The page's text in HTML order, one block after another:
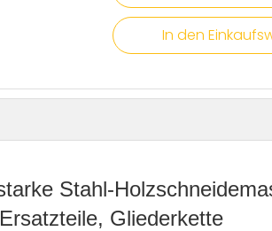
In den
Stahl-
Ersatzteile, Gliederkette